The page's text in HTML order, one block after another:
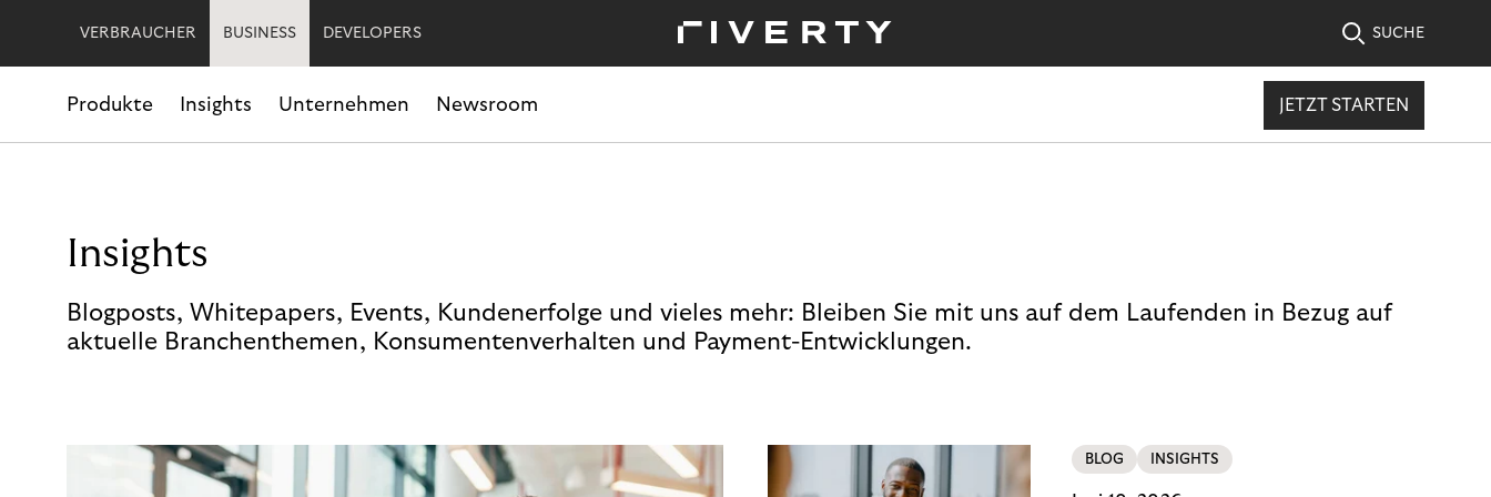
VERBRAUCHER BUSINESS DEVELOPERS SUCHE
Produkte Insights Unternehmen Newsroom JETZT STARTEN
Insights
Blogposts, Whitepapers, Events, Kundenerfolge und vieles mehr: Bleiben Sie mit uns auf dem Laufenden in Bezug auf
aktuelle Branchenthemen, Konsumentenverhalten und Payment-Entwicklungen.
BLOG INSIGHTS